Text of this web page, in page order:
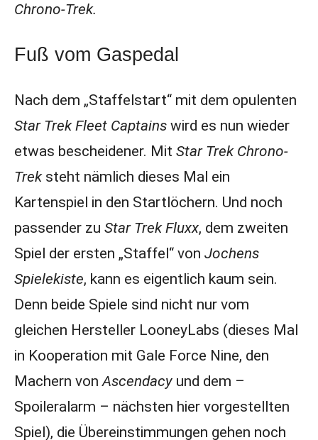
Chrono-Trek.
Fuß vom Gaspedal
Nach dem „Staffelstart“ mit dem opulenten
Star Trek Fleet Captainswird es nun wieder
etwas bescheidener. Mit Star Trek Chrono-
Treksteht nämlich dieses Mal ein
Kartenspiel in den Startlöchern. Und noch
passender zu Star Trek Fluxx, dem zweiten
Spiel der ersten „Staffel“ von Jochens
Spielekiste, kann es eigentlich kaum sein.
Denn beide Spiele sind nicht nur vom
gleichen Hersteller LooneyLabs (dieses Mal
in Kooperation mit Gale Force Nine, den
Machern vonAscendacyund dem –
Spoileralarm – nächsten hier vorgestellten
Spiel), die Übereinstimmungen gehen noch